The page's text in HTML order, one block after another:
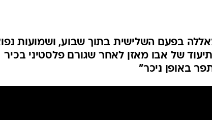
בפעם השלישית בתוך שבוע, ושמועות
של אבו מאזן לאחר שגורם פלסטיני בכיר